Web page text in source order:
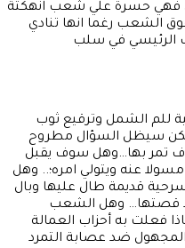
فهي حسرة علي شعب انهكتة
الشعب رغما انها تنادي
الرئيسي في سلب
للم الشمل وترقيع ثوب
ولكن سيظل السؤال مطروح
تمر بها…وهل سوف يقبل
عنه ويتولي امره؛.. وهل
قديمة طال عليها وبال
قصتها… وهل الشعب
فعلت به أحزاب العمالة
ضد عصابة التمرد